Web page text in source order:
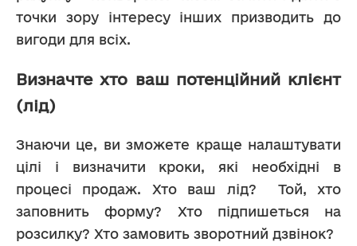
точки зору інтересу інших призводить до
вигоди для всіх.
Визначте хто ваш потенційний клієнт
(лід)
Знаючи це, ви зможете краще налаштувати
цілі і визначити кроки, які необхідні в
процесі продаж. Хто ваш лід?  Той, хто
заповнить форму? Хто підпишеться на
розсилку? Хто замовить зворотний дзвінок?